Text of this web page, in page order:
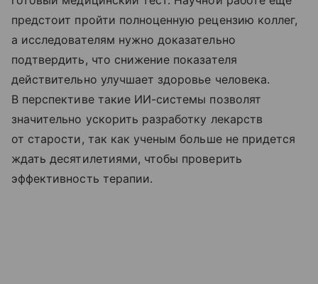
предстоит пройти полноценную рецензию коллег,
а исследователям нужно доказательно
подтвердить, что снижение показателя
действительно улучшает здоровье человека.
В перспективе такие ИИ-системы позволят
значительно ускорить разработку лекарств
от старости, так как ученым больше не придется
ждать десятилетиями, чтобы проверить
эффективность терапии.